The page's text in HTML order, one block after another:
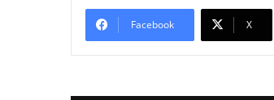
Facebook X